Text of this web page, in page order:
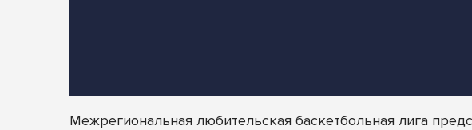
Межрегиональная любительская баскетбольная лига